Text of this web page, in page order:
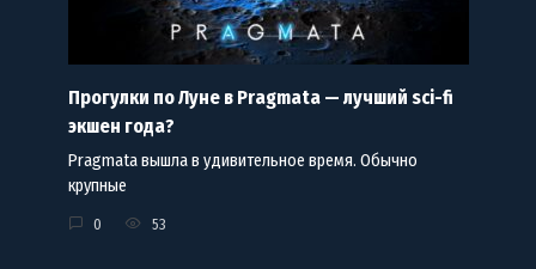
Прогулки по Луне в Pragmata — лучший sci-fi
экшен года?
Pragmata вышла в удивительное время. Обычно
крупные
0 53